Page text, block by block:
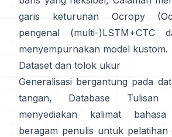
garis keturunan Ocropy (
pengenal (multi-)LSTM+CTC
menyempurnakan model kustom.
Dataset dan tolok ukur
Generalisasi bergantung pada
tangan,
Database
menyediakan kalimat
beragam penulis untuk pelatihan